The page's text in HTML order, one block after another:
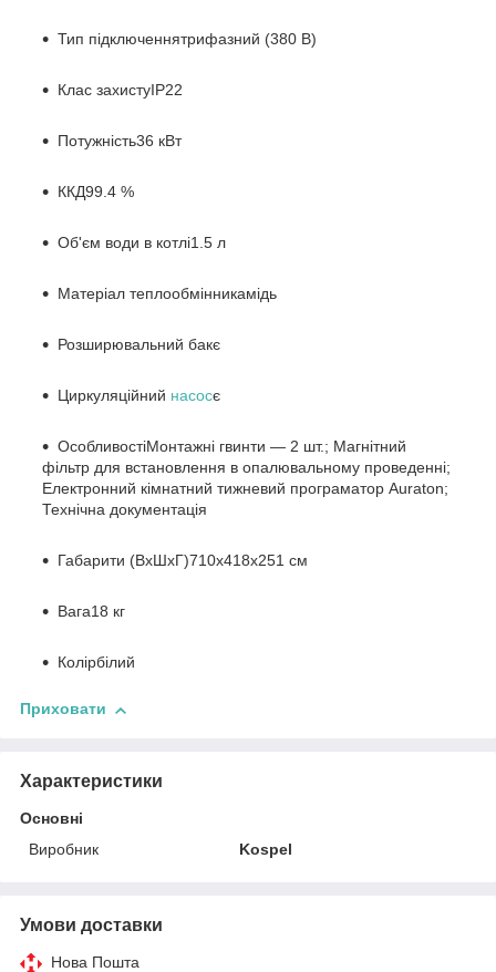
Тип підключеннятрифазний (380 В)
Клас захистуIP22
Потужність36 кВт
ККД99.4 %
Об'єм води в котлі1.5 л
Матеріал теплообмінникамідь
Розширювальний бакє
Циркуляційний насосє
ОсобливостіМонтажні гвинти — 2 шт.; Магнітний
фільтр для встановлення в опалювальному проведенні;
Електронний кімнатний тижневий програматор Auraton;
Технічна документація
Габарити (ВхШхГ)710х418х251 см
Вага18 кг
Колірбілий
Приховати
Характеристики
Основні
Виробник
Kospel
Умови доставки
Нова Пошта